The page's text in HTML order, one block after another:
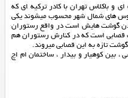
و باکلاس تهران با کادر ترکیه ای که
های شمال شهر محسوب میشوند یکی
گوشت هایش است در واقع رستوران
قصابی است که در کنارش رستوران هم
تازه به این قصابی میروند.
بین کوهیار و بیدار ، ساختمان ام اچ